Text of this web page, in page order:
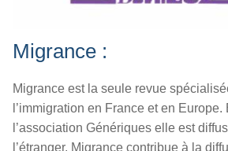
Migrance :
Migrance est la seule revue
l’immigration en France et en
l’association Génériques elle est
l’étranger. Migrance contribue à la